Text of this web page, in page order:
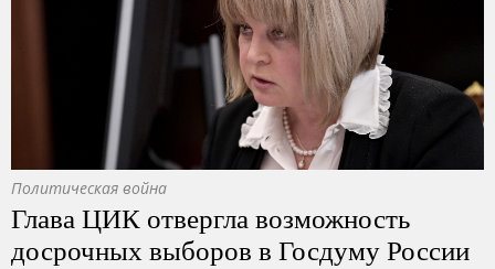
Политическая война
Глава ЦИК отвергла возможность
досрочных выборов в Госдуму России